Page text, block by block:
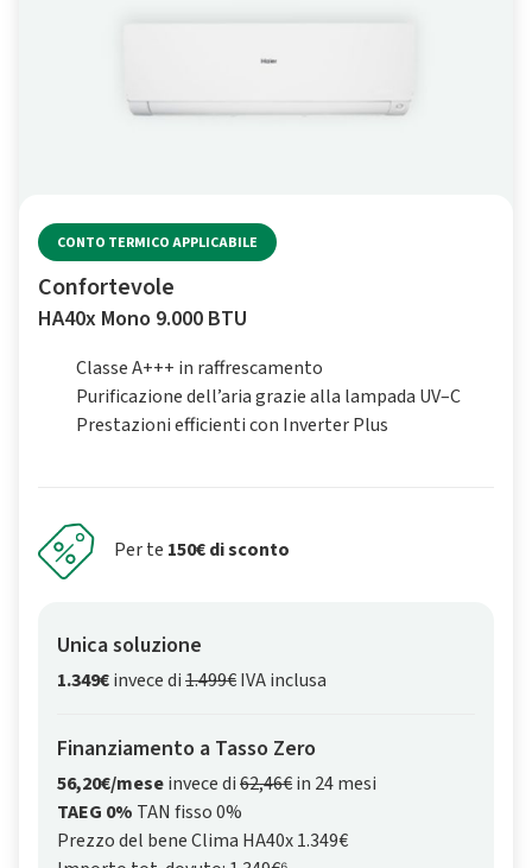
CONTO TERMICO APPLICABILE
Confortevole
HA40x Mono 9.000 BTU
Classe A+++ in raffrescamento
Purificazione dell’aria grazie alla lampada UV–C
Prestazioni efficienti con Inverter Plus
Per te 150€ di sconto
Unica soluzione
1.349€invece di1.499€IVA inclusa
Finanziamento a Tasso Zero
56,20€/meseinvece di62,46€in 24 mesi
TAEG 0% TAN fisso 0%
Prezzo del bene Clima HA40x 1.349€